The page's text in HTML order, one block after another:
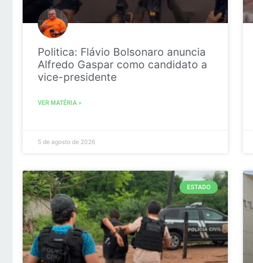
Politica: Flávio Bolsonaro anuncia
Alfredo Gaspar como candidato a
vice-presidente
VER MATÉRIA »
5 de agosto de 2026
ESTADO